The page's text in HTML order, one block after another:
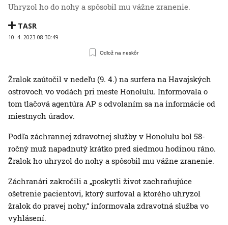
Uhryzol ho do nohy a spôsobil mu vážne zranenie.
TASR
10. 4. 2023 08:30:49
Odlož na neskôr
Žralok zaútočil v nedeľu (9. 4.) na surfera na Havajských
ostrovoch vo vodách pri meste Honolulu. Informovala o
tom tlačová agentúra AP s odvolaním sa na informácie od
miestnych úradov.
Podľa záchrannej zdravotnej služby v Honolulu bol 58-
ročný muž napadnutý krátko pred siedmou hodinou ráno.
Žralok ho uhryzol do nohy a spôsobil mu vážne zranenie.
Záchranári zakročili a „poskytli život zachraňujúce
ošetrenie pacientovi, ktorý surfoval a ktorého uhryzol
žralok do pravej nohy,“ informovala zdravotná služba vo
vyhlásení.